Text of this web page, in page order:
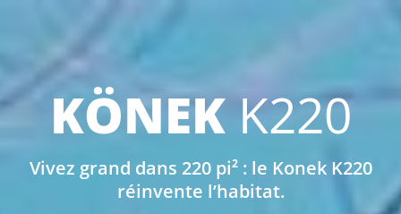
KÖNEKK220
Vivez grand dans 220 pi² : le Konek K220
réinvente l’habitat.